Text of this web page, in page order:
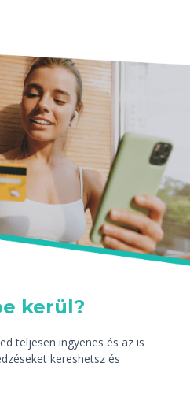
kerül?
teljesen ingyenes és az is
kereshetsz és